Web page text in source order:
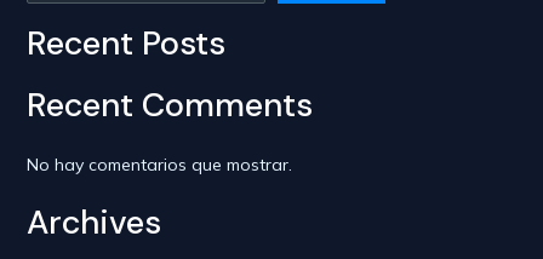
Recent Posts
Recent Comments
No hay comentarios que mostrar.
Archives